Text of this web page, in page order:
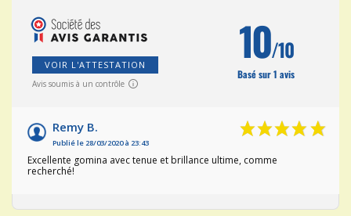
VOIR L'ATTESTATION
Avis soumis à un contrôle
10/10
Basé sur 1 avis
Remy B.
Publié le 28/03/2020 à 23:43
Excellente gomina avec tenue et brillance ultime, comme
recherché!